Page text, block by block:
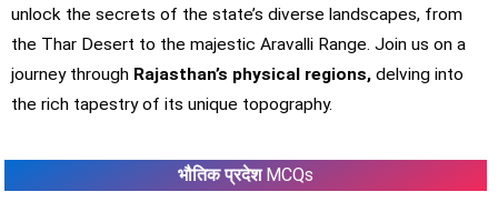
unlock the secrets of the state’s diverse landscapes, from
the Thar Desert to the majestic Aravalli Range. Join us on a
journey through Rajasthan’s physical regions, delving into
the rich tapestry of its unique topography.
भौतिक प्रदेशMCQs